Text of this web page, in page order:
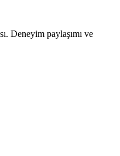
Deneyim paylaşımı ve